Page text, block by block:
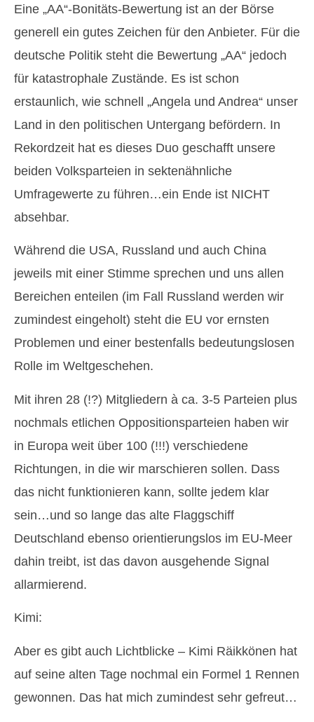
Eine „AA“-Bonitäts-Bewertung ist an der Börse
generell ein gutes Zeichen für den Anbieter. Für die
deutsche Politik steht die Bewertung „AA“ jedoch
für katastrophale Zustände. Es ist schon
erstaunlich, wie schnell „Angela und Andrea“ unser
Land in den politischen Untergang befördern. In
Rekordzeit hat es dieses Duo geschafft unsere
beiden Volksparteien in sektenähnliche
Umfragewerte zu führen…ein Ende ist NICHT
absehbar.
Während die USA, Russland und auch China
jeweils mit einer Stimme sprechen und uns allen
Bereichen enteilen (im Fall Russland werden wir
zumindest eingeholt) steht die EU vor ernsten
Problemen und einer bestenfalls bedeutungslosen
Rolle im Weltgeschehen.
Mit ihren 28 (!?) Mitgliedern à ca. 3-5 Parteien plus
nochmals etlichen Oppositionsparteien haben wir
in Europa weit über 100 (!!!) verschiedene
Richtungen, in die wir marschieren sollen. Dass
das nicht funktionieren kann, sollte jedem klar
sein…und so lange das alte Flaggschiff
Deutschland ebenso orientierungslos im EU-Meer
dahin treibt, ist das davon ausgehende Signal
allarmierend.
Kimi:
Aber es gibt auch Lichtblicke – Kimi Räikkönen hat
auf seine alten Tage nochmal ein Formel 1 Rennen
gewonnen. Das hat mich zumindest sehr gefreut…